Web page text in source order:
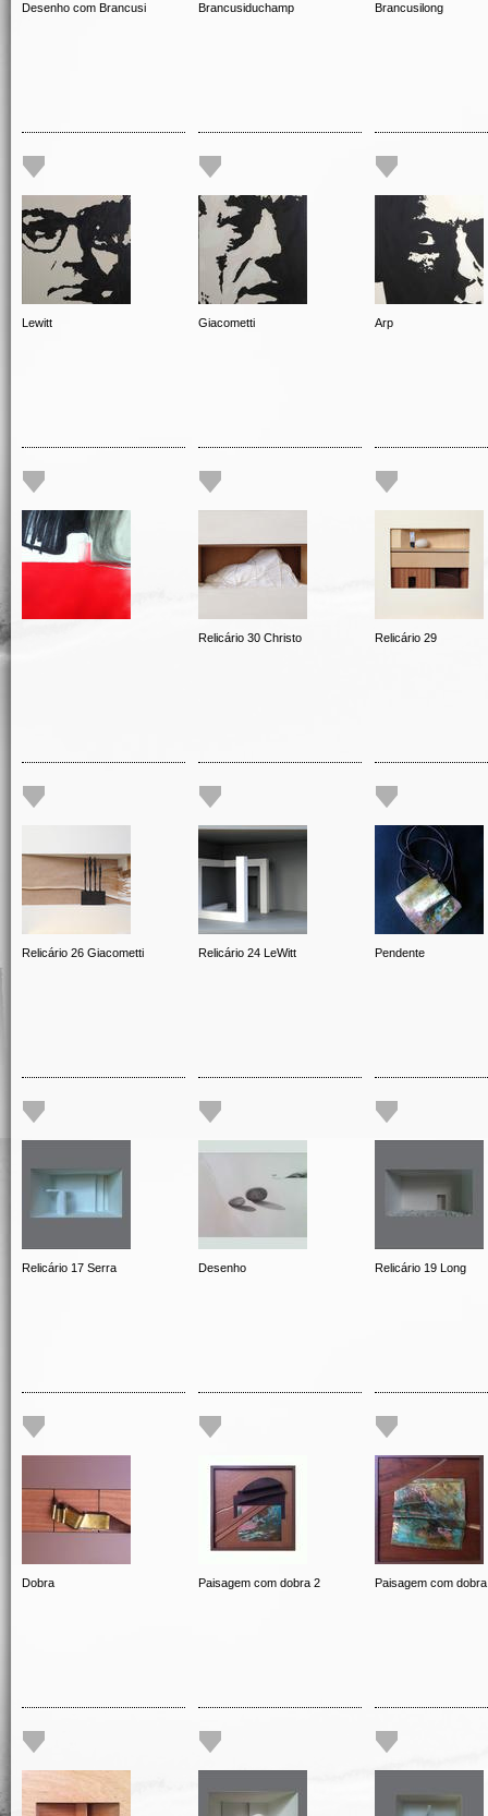
Desenho com Brancusi Brancusiduchamp Brancusilong
Lewitt Giacometti Arp
Relicário 30 Christo Relicário 29
Relicário 26 Giacometti Relicário 24 LeWitt Pendente
Relicário 17 Serra Desenho Relicário 19 Long
Dobra Paisagem com dobra 2 Paisagem com